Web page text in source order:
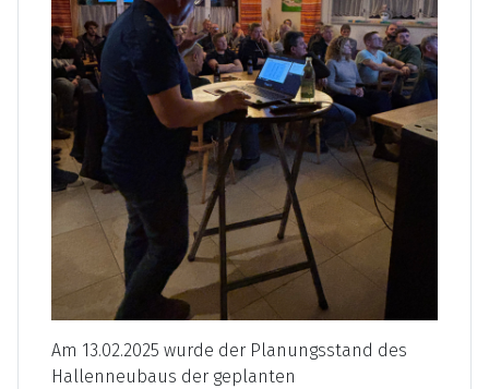
Am 13.02.2025 wurde der Planungsstand des
Hallenneubaus der geplanten